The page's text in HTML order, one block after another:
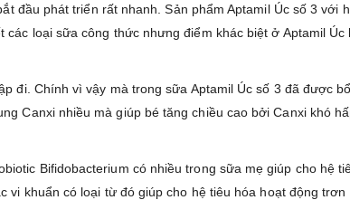
đầu phát triển rất nhanh. Sản phẩm Aptamil Úc số 3 với
loại sữa công thức nhưng điểm khác biệt ở Aptamil
đi. Chính vì vậy mà trong sữa Aptamil Úc số 3 đã được
Canxi nhiều mà giúp bé tăng chiều cao bởi Canxi khó
Bifidobacterium có nhiều trong sữa mẹ giúp cho hệ
khuẩn có loại từ đó giúp cho hệ tiêu hóa hoạt động